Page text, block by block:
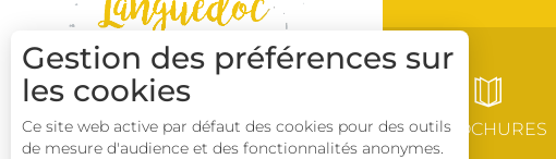
BROCHURES
Gestion des préférences sur
les cookies
Ce site web active par défaut des cookies pour des outils
de mesure d'audience et des fonctionnalités anonymes.